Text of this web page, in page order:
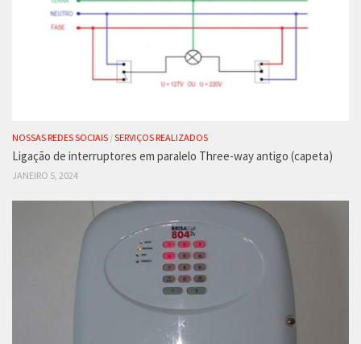
NOSSAS REDES SOCIAIS /SERVIÇOS REALIZADOS
Ligação de interruptores em paralelo Three-way antigo (capeta)
JANEIRO 5, 2024